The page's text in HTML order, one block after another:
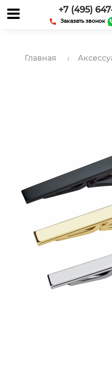
+7 (495)
Заказать звонок
Главная